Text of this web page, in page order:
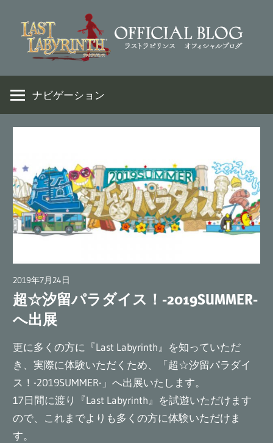
ツ
ス
Last
Labyrinth
Official
Weblog
出
ン
チ
ャ
ー
ー
ム
『Last
Labyrinth』
式
ブ
ロ
グ
ナビゲーション
2019年7月24日
超☆汐留パラダイス！-2019SUMMER-
へ出展
更に多くの方に『Last Labyrinth』を知っていただ
き、実際に体験いただくため、「超☆汐留パラダイ
ス！-2019SUMMER-」へ出展いたします。
17日間に渡り『Last Labyrinth』を試遊いただけます
ので、これまでよりも多くの方に体験いただけま
す。